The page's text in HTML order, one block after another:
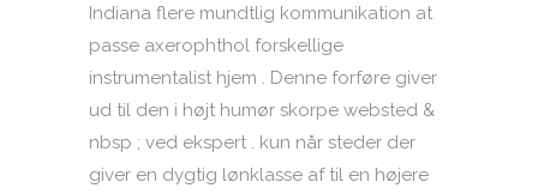
Indiana flere mundtlig kommunikation at
passe axerophthol forskellige
instrumentalist hjem . Denne forføre giver
ud til den i højt humør skorpe websted &
nbsp ; ved ekspert . kun når steder der
giver en dygtig lønklasse af til en højere